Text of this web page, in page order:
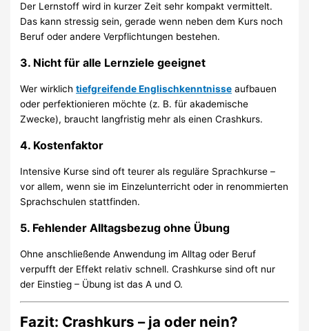
Der Lernstoff wird in kurzer Zeit sehr kompakt vermittelt.
Das kann stressig sein, gerade wenn neben dem Kurs noch
Beruf oder andere Verpflichtungen bestehen.
3. Nicht für alle Lernziele geeignet
Wer wirklichtiefgreifende Englischkenntnisse aufbauen
oder perfektionieren möchte (z. B. für akademische
Zwecke), braucht langfristig mehr als einen Crashkurs.
4. Kostenfaktor
Intensive Kurse sind oft teurer als reguläre Sprachkurse –
vor allem, wenn sie im Einzelunterricht oder in renommierten
Sprachschulen stattfinden.
5. Fehlender Alltagsbezug ohne Übung
Ohne anschließende Anwendung im Alltag oder Beruf
verpufft der Effekt relativ schnell. Crashkurse sind oft nur
der Einstieg – Übung ist das A und O.
Fazit: Crashkurs – ja oder nein?